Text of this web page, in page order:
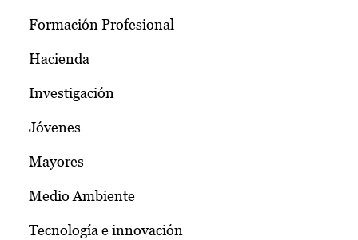
Formación Profesional
Hacienda
Investigación
Jóvenes
Mayores
Medio Ambiente
Tecnología e innovación